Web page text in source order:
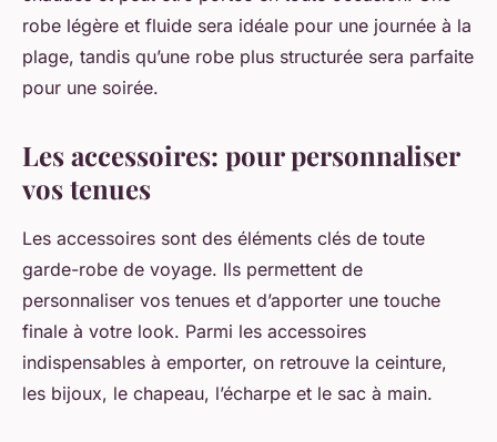
robe légère et fluide sera idéale pour une journée à la
plage, tandis qu’une robe plus structurée sera parfaite
pour une soirée.
Les accessoires: pour personnaliser
vos tenues
Les accessoires sont des éléments clés de toute
garde-robe de voyage. Ils permettent de
personnaliser vos tenues et d’apporter une touche
finale à votre look. Parmi les accessoires
indispensables à emporter, on retrouve la ceinture,
les bijoux, le chapeau, l’écharpe et le sac à main.